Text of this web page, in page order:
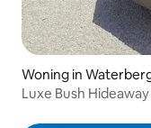
Woning in
Luxe Bush